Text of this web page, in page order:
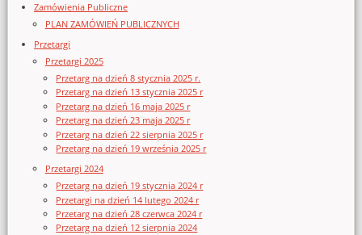
Zamówienia Publiczne
PLAN ZAMÓWIEŃ PUBLICZNYCH
Przetargi
Przetargi 2025
Przetarg na dzień 8 stycznia 2025 r.
Przetarg na dzień 13 stycznia 2025 r
Przetarg na dzień 16 maja 2025 r
Przetarg na dzień 23 maja 2025 r
Przetarg na dzień 22 sierpnia 2025 r
Przetarg na dzień 19 września 2025 r
Przetargi 2024
Przetarg na dzień 19 stycznia 2024 r
Przetargi na dzień 14 lutego 2024 r
Przetarg na dzień 28 czerwca 2024 r
Przetarg na dzień 12 sierpnia 2024